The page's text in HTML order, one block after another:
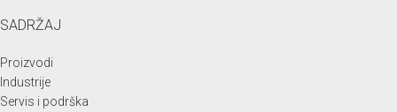
SADRŽAJ
Proizvodi
Industrije
Servis i podrška